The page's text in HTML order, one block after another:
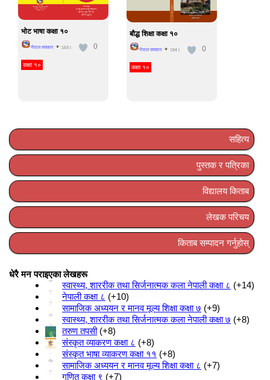
भोट भाषा कक्षा १०
नेपाल सरकार 163| 0
कक्षा १०
बौद्ध शिक्षा कक्षा १०
नेपाल सरकार 194| 0
कक्षा १०
सहित्य
पुस्तक र पत्रिका
विद्यालय किताब
लेखक परिचय
किताब सम्पादन गर्नुहोस्
धेरै मन पराइएका लेखहरू
स्वास्थ्य, शाररीक तथा सिर्जनात्मक कला नेपाली कक्षा ८
+14
नेपाली कक्षा ८
+10
सामाजिक अध्ययन र मानव मूल्य शिक्षा कक्षा ७ +9
स्वास्थ्य, शाररीक तथा सिर्जनात्मक कला नेपाली कक्षा ७ +8
तरुण तपसी +8
संस्कृत व्याकरण कक्षा ८
+8
संस्कृत भाषा व्याकरण कक्षा ११
+8
सामाजिक अध्ययन र मानव मूल्य शिक्षा कक्षा ८
+7
गणित कक्षा ९
+7